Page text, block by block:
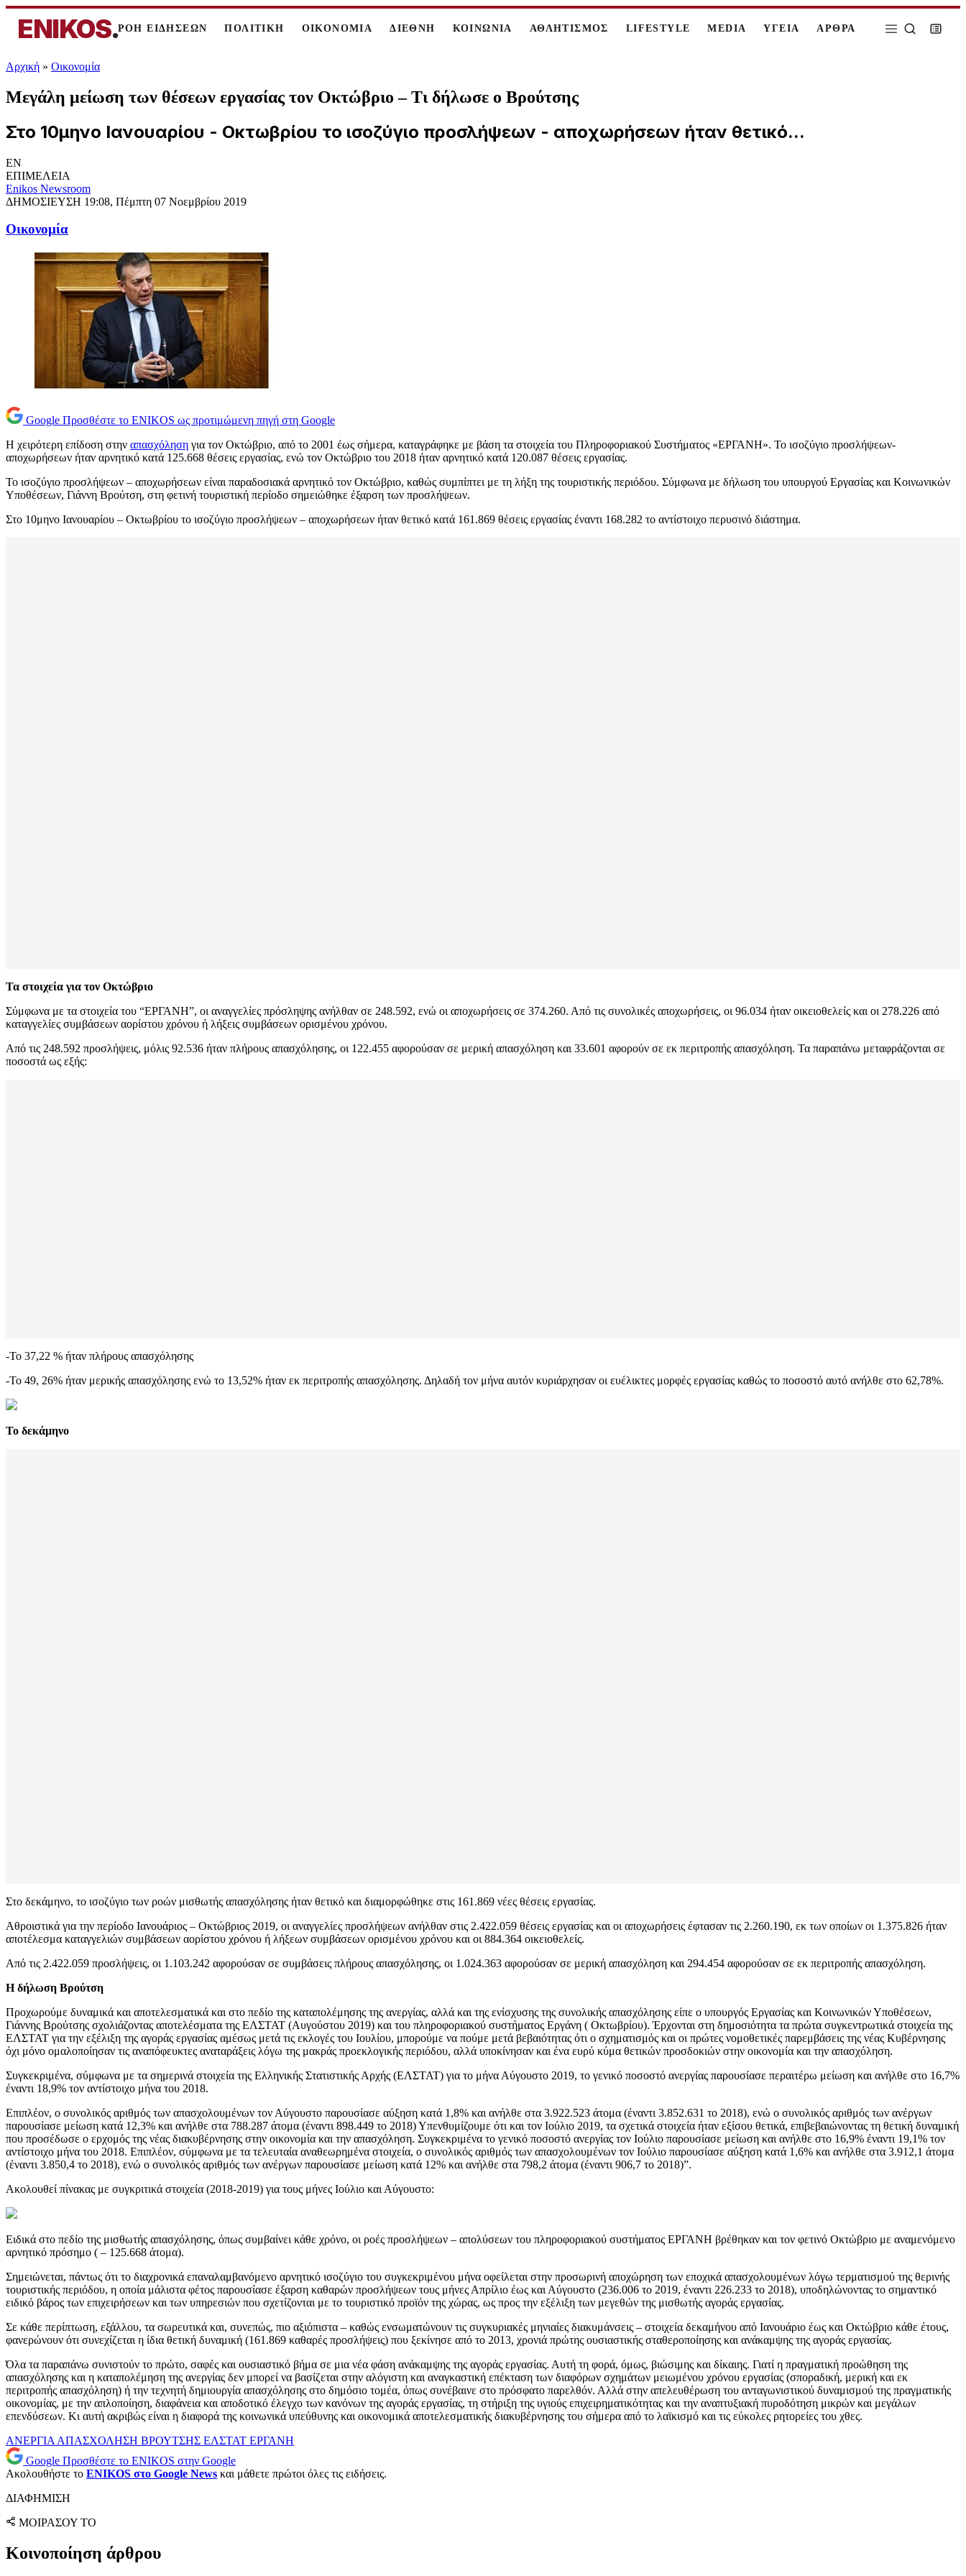
ENIKOS.ΡΟΗ ΕΙΔΗΣΕΩΝ ΠΟΛΙΤΙΚΗ ΟΙΚΟΝΟΜΙΑ ΔΙΕΘΝΗ ΚΟΙΝΩΝΙΑ ΑΘΛΗΤΙΣΜΟΣ LIFESTYLE MEDIA ΥΓΕΙΑ ΑΡΘΡΑ
Αρχική » Oικονομία
Μεγάλη μείωση των θέσεων εργασίας τον Οκτώβριο – Τι δήλωσε ο Βρούτσης
Στο 10μηνο Ιανουαρίου - Οκτωβρίου το ισοζύγιο προσλήψεων - αποχωρήσεων ήταν θετικό...
EN
ΕΠΙΜΕΛΕΙΑ
Enikos Newsroom
ΔΗΜΟΣΙΕΥΣΗ 19:08, Πέμπτη 07 Νοεμβρίου 2019
Oικονομία
Google Προσθέστε το ENIKOS ως προτιμώμενη πηγή στη Google
H χειρότερη επίδοση στην απασχόληση για τον Οκτώβριο, από το 2001 έως σήμερα, καταγράφηκε με βάση τα στοιχεία του Πληροφοριακού Συστήματος «ΕΡΓΑΝΗ». Το ισοζύγιο προσλήψεων-
αποχωρήσεων ήταν αρνητικό κατά 125.668 θέσεις εργασίας, ενώ τον Οκτώβριο του 2018 ήταν αρνητικό κατά 120.087 θέσεις εργασίας.
Το ισοζύγιο προσλήψεων – αποχωρήσεων είναι παραδοσιακά αρνητικό τον Οκτώβριο, καθώς συμπίπτει με τη λήξη της τουριστικής περιόδου. Σύμφωνα με δήλωση του υπουργού Εργασίας και Κοινωνικών
Υποθέσεων, Γιάννη Βρούτση, στη φετινή τουριστική περίοδο σημειώθηκε έξαρση των προσλήψεων.
Στο 10μηνο Ιανουαρίου – Οκτωβρίου το ισοζύγιο προσλήψεων – αποχωρήσεων ήταν θετικό κατά 161.869 θέσεις εργασίας έναντι 168.282 το αντίστοιχο περυσινό διάστημα.
Τα στοιχεία για τον Οκτώβριο
Σύμφωνα με τα στοιχεία του “ΕΡΓΑΝΗ”, οι αναγγελίες πρόσληψης ανήλθαν σε 248.592, ενώ οι αποχωρήσεις σε 374.260. Από τις συνολικές αποχωρήσεις, οι 96.034 ήταν οικειοθελείς και οι 278.226 από
καταγγελίες συμβάσεων αορίστου χρόνου ή λήξεις συμβάσεων ορισμένου χρόνου.
Από τις 248.592 προσλήψεις, μόλις 92.536 ήταν πλήρους απασχόλησης, οι 122.455 αφορούσαν σε μερική απασχόληση και 33.601 αφορούν σε εκ περιτροπής απασχόληση. Τα παραπάνω μεταφράζονται σε
ποσοστά ως εξής:
-Το 37,22 % ήταν πλήρους απασχόλησης
-Το 49, 26% ήταν μερικής απασχόλησης ενώ το 13,52% ήταν εκ περιτροπής απασχόλησης. Δηλαδή τον μήνα αυτόν κυριάρχησαν οι ευέλικτες μορφές εργασίας καθώς το ποσοστό αυτό ανήλθε στο 62,78%.
Το δεκάμηνο
Στο δεκάμηνο, το ισοζύγιο των ροών μισθωτής απασχόλησης ήταν θετικό και διαμορφώθηκε στις 161.869 νέες θέσεις εργασίας.
Αθροιστικά για την περίοδο Ιανουάριος – Οκτώβριος 2019, οι αναγγελίες προσλήψεων ανήλθαν στις 2.422.059 θέσεις εργασίας και οι αποχωρήσεις έφτασαν τις 2.260.190, εκ των οποίων οι 1.375.826 ήταν
αποτέλεσμα καταγγελιών συμβάσεων αορίστου χρόνου ή λήξεων συμβάσεων ορισμένου χρόνου και οι 884.364 οικειοθελείς.
Από τις 2.422.059 προσλήψεις, οι 1.103.242 αφορούσαν σε συμβάσεις πλήρους απασχόλησης, οι 1.024.363 αφορούσαν σε μερική απασχόληση και 294.454 αφορούσαν σε εκ περιτροπής απασχόληση.
Η δήλωση Βρούτση
Προχωρούμε δυναμικά και αποτελεσματικά και στο πεδίο της καταπολέμησης της ανεργίας, αλλά και της ενίσχυσης της συνολικής απασχόλησης είπε ο υπουργός Εργασίας και Κοινωνικών Υποθέσεων,
Γιάννης Βρούτσης σχολιάζοντας αποτελέσματα της ΕΛΣΤΑΤ (Αυγούστου 2019) και του πληροφοριακού συστήματος Εργάνη ( Οκτωβρίου). Έρχονται στη δημοσιότητα τα πρώτα συγκεντρωτικά στοιχεία της
ΕΛΣΤΑΤ για την εξέλιξη της αγοράς εργασίας αμέσως μετά τις εκλογές του Ιουλίου, μπορούμε να πούμε μετά βεβαιότητας ότι ο σχηματισμός και οι πρώτες νομοθετικές παρεμβάσεις της νέας Κυβέρνησης
όχι μόνο ομαλοποίησαν τις αναπόφευκτες αναταράξεις λόγω της μακράς προεκλογικής περιόδου, αλλά υποκίνησαν και ένα ευρύ κύμα θετικών προσδοκιών στην οικονομία και την απασχόληση.
Συγκεκριμένα, σύμφωνα με τα σημερινά στοιχεία της Ελληνικής Στατιστικής Αρχής (ΕΛΣΤΑΤ) για το μήνα Αύγουστο 2019, το γενικό ποσοστό ανεργίας παρουσίασε περαιτέρω μείωση και ανήλθε στο 16,7%
έναντι 18,9% τον αντίστοιχο μήνα του 2018.
Επιπλέον, ο συνολικός αριθμός των απασχολουμένων τον Αύγουστο παρουσίασε αύξηση κατά 1,8% και ανήλθε στα 3.922.523 άτομα (έναντι 3.852.631 το 2018), ενώ ο συνολικός αριθμός των ανέργων
παρουσίασε μείωση κατά 12,3% και ανήλθε στα 788.287 άτομα (έναντι 898.449 το 2018) Υπενθυμίζουμε ότι και τον Ιούλιο 2019, τα σχετικά στοιχεία ήταν εξίσου θετικά, επιβεβαιώνοντας τη θετική δυναμική
που προσέδωσε ο ερχομός της νέας διακυβέρνησης στην οικονομία και την απασχόληση. Συγκεκριμένα το γενικό ποσοστό ανεργίας τον Ιούλιο παρουσίασε μείωση και ανήλθε στο 16,9% έναντι 19,1% τον
αντίστοιχο μήνα του 2018. Επιπλέον, σύμφωνα με τα τελευταία αναθεωρημένα στοιχεία, ο συνολικός αριθμός των απασχολουμένων τον Ιούλιο παρουσίασε αύξηση κατά 1,6% και ανήλθε στα 3.912,1 άτομα
(έναντι 3.850,4 το 2018), ενώ ο συνολικός αριθμός των ανέργων παρουσίασε μείωση κατά 12% και ανήλθε στα 798,2 άτομα (έναντι 906,7 το 2018)”.
Ακολουθεί πίνακας με συγκριτικά στοιχεία (2018-2019) για τους μήνες Ιούλιο και Αύγουστο:
Ειδικά στο πεδίο της μισθωτής απασχόλησης, όπως συμβαίνει κάθε χρόνο, οι ροές προσλήψεων – απολύσεων του πληροφοριακού συστήματος ΕΡΓΑΝΗ βρέθηκαν και τον φετινό Οκτώβριο με αναμενόμενο
αρνητικό πρόσημο ( – 125.668 άτομα).
Σημειώνεται, πάντως ότι το διαχρονικά επαναλαμβανόμενο αρνητικό ισοζύγιο του συγκεκριμένου μήνα οφείλεται στην προσωρινή αποχώρηση των εποχικά απασχολουμένων λόγω τερματισμού της θερινής
τουριστικής περιόδου, η οποία μάλιστα φέτος παρουσίασε έξαρση καθαρών προσλήψεων τους μήνες Απρίλιο έως και Αύγουστο (236.006 το 2019, έναντι 226.233 το 2018), υποδηλώνοντας το σημαντικό
ειδικό βάρος των επιχειρήσεων και των υπηρεσιών που σχετίζονται με το τουριστικό προϊόν της χώρας, ως προς την εξέλιξη των μεγεθών της μισθωτής αγοράς εργασίας.
Σε κάθε περίπτωση, εξάλλου, τα σωρευτικά και, συνεπώς, πιο αξιόπιστα – καθώς ενσωματώνουν τις συγκυριακές μηνιαίες διακυμάνσεις – στοιχεία δεκαμήνου από Ιανουάριο έως και Οκτώβριο κάθε έτους,
φανερώνουν ότι συνεχίζεται η ίδια θετική δυναμική (161.869 καθαρές προσλήψεις) που ξεκίνησε από το 2013, χρονιά πρώτης ουσιαστικής σταθεροποίησης και ανάκαμψης της αγοράς εργασίας.
Όλα τα παραπάνω συνιστούν το πρώτο, σαφές και ουσιαστικό βήμα σε μια νέα φάση ανάκαμψης της αγοράς εργασίας. Αυτή τη φορά, όμως, βιώσιμης και δίκαιης. Γιατί η πραγματική προώθηση της
απασχόλησης και η καταπολέμηση της ανεργίας δεν μπορεί να βασίζεται στην αλόγιστη και αναγκαστική επέκταση των διαφόρων σχημάτων μειωμένου χρόνου εργασίας (σποραδική, μερική και εκ
περιτροπής απασχόληση) ή την τεχνητή δημιουργία απασχόλησης στο δημόσιο τομέα, όπως συνέβαινε στο πρόσφατο παρελθόν. Αλλά στην απελευθέρωση του ανταγωνιστικού δυναμισμού της πραγματικής
οικονομίας, με την απλοποίηση, διαφάνεια και αποδοτικό έλεγχο των κανόνων της αγοράς εργασίας, τη στήριξη της υγιούς επιχειρηματικότητας και την αναπτυξιακή πυροδότηση μικρών και μεγάλων
επενδύσεων. Κι αυτή ακριβώς είναι η διαφορά της κοινωνικά υπεύθυνης και οικονομικά αποτελεσματικής διακυβέρνησης του σήμερα από το λαϊκισμό και τις εύκολες ρητορείες του χθες.
ΑΝΕΡΓΙΑ ΑΠΑΣΧΟΛΗΣΗ ΒΡΟΥΤΣΗΣ ΕΛΣΤΑΤ ΕΡΓΑΝΗ
Google Προσθέστε το ENIKOS στην Google
Ακολουθήστε το ENIKOS στο Google News και μάθετε πρώτοι όλες τις ειδήσεις.
ΔΙΑΦΗΜΙΣΗ
ΜΟΙΡΑΣΟΥ ΤΟ
Κοινοποίηση άρθρου